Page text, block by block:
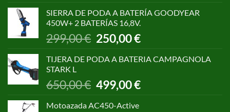
era:
1.055,00 €.
es:
SIERRA DE PODA A BATERÍA GOODYEAR
450W+ 2 BATERÍAS 16,8V.
299,00€ El
precio
original
299,00 €.
250,00€El
precio
actual
250,00 €.
TIJERA DE PODA A BATERIA CAMPAGNOLA
STARK L
650,00€
El
precio
original
499,00€El
precio
Motoazada AC450-Active